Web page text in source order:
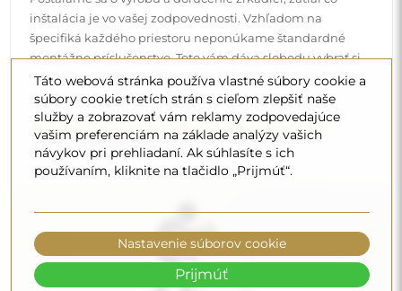
Čistenie a údržba
Na udržanie optimálneho lesku stačí mikrovláknová
utierka a teplá voda. Ak siahnete po špecifických
prípravkoch, dbajte na to, aby mali neutrálne pH
(približne 7). Vyhýbajte sa silným čistiacim prostriedkom
obsahujúcim ocot, amoniak alebo silné kyseliny – umožní
vám to zachovať krásny odraz po mnoho rokov.
Objavte ďalšie tipy na našom blogu.
Táto webová stránka používa vlastné súbory cookie a
súbory cookie tretích strán s cieľom zlepšiť naše
služby a zobrazovať vám reklamy zodpovedajúce
vašim preferenciám na základe analýzy vašich
návykov pri prehliadaní. Ak súhlasíte s ich
používaním, kliknite na tlačidlo „Prijmúť“.
Nastavenie súborov cookie
Prijmúť